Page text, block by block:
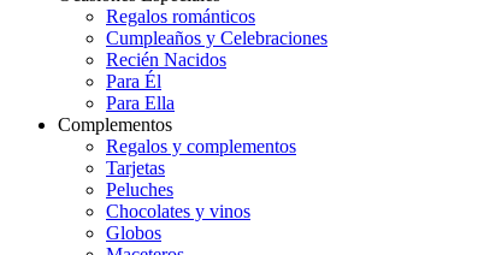
Regalos románticos
Cumpleaños y Celebraciones
Recién Nacidos
Para Él
Para Ella
Complementos
Regalos y complementos
Tarjetas
Peluches
Chocolates y vinos
Globos